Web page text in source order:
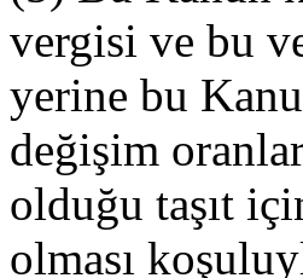
vergisi ve bu
yerine bu
değişim
olduğu taşıt
olması